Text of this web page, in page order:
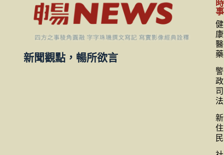
新聞觀點，暢所欲言
時
事
健
康
醫
藥
警
政
司
法
新
住
民